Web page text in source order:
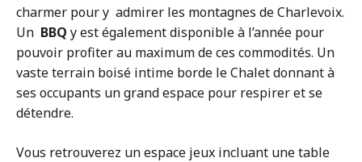
charmer pour y admirer les montagnes de Charlevoix.
Un BBQ y est également disponible à l’année pour
pouvoir profiter au maximum de ces commodités. Un
vaste terrain boisé intime borde le Chalet donnant à
ses occupants un grand espace pour respirer et se
détendre.
Vous retrouverez un espace jeux incluant une table